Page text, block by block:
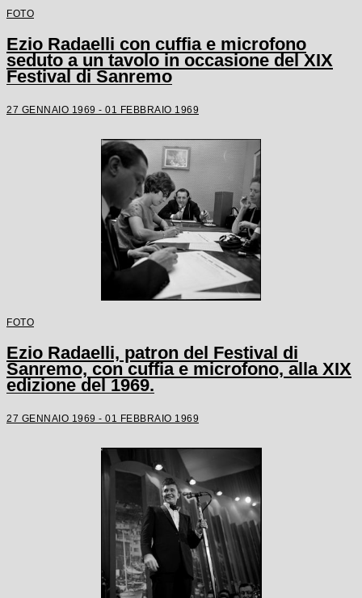
FOTO
Ezio Radaelli con cuffia e microfono
seduto a un tavolo in occasione del XIX
Festival di Sanremo
27 GENNAIO 1969 - 01 FEBBRAIO 1969
FOTO
Ezio Radaelli, patron del Festival di
Sanremo, con cuffia e microfono, alla XIX
edizione del 1969.
27 GENNAIO 1969 - 01 FEBBRAIO 1969